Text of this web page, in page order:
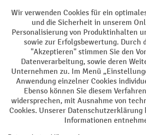
Batterie Rückname
AGB Impressum Datenschutz
Barrierefreiheit Grounding Page
Alle Preise exkl. gesetzl. Mehrwertsteuer zzgl.
Nachnahmegebühren, wenn nicht anders